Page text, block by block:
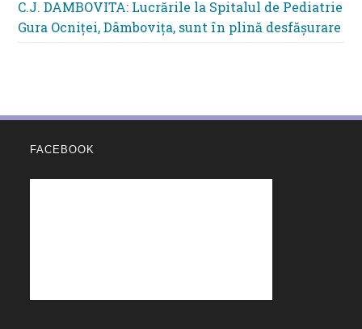
C.J. DAMBOVITA: Lucrările la Spitalul de Pediatrie
Gura Ocniței, Dâmbovița, sunt în plină desfășurare
FACEBOOK